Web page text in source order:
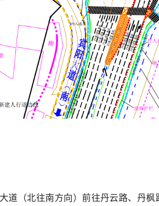
大道（北往南方向）前往丹云路、丹